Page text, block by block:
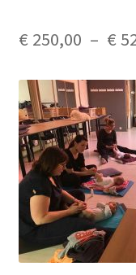
Renouvellement
Mon compte
Mes données
Mes commandes
Formations Externes
Evénements
€ 250,00 – €